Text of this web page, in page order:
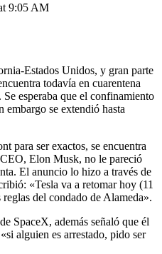
9:05 AM
Estados Unidos, y gran parte
todavía en cuarentena
esperaba que el confinamiento
embargo se extendió hasta
para ser exactos, se encuentra
Elon Musk, no le pareció
El anuncio lo hizo a través de
«Tesla va a retomar hoy (11
del condado de Alameda».
SpaceX, además señaló que él
alguien es arrestado, pido ser